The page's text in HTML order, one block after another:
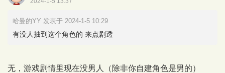
哈曼的YY 发表于 2024-1-5 10:29
有没人抽到这个角色的 来点剧透
无，游戏剧情里现在没男人（除非你自建角色是男的）